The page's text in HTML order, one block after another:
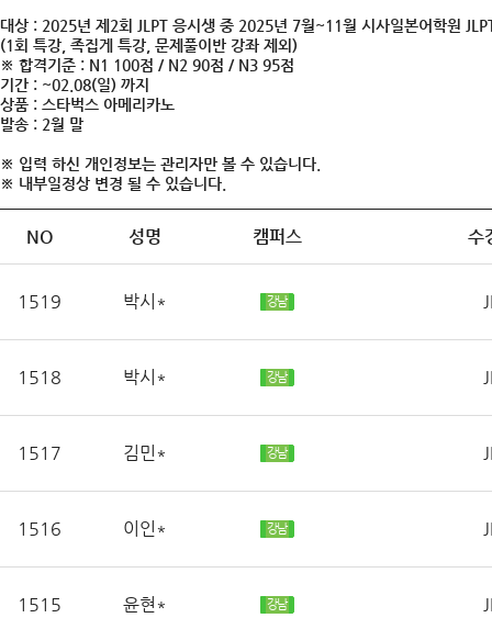
대상 : 2025년 제2회 JLPT 응시생 중 2025년 7월~11월 시사일본어학원
(1회 특강, 족집게 특강, 문제풀이반 강좌 제외)
※ 합격기준 : N1 100점 / N2 90점 / N3 95점
기간 : ~02.08(일) 까지
상품 : 스타벅스 아메리카노
발송 : 2월 말
※ 입력 하신 개인정보는 관리자만 볼 수 있습니다.
※ 내부일정상 변경 될 수 있습니다.
NO 성명 캠퍼스 수
1519 박시* 강남
1518 박시* 강남
1517 김민* 강남
1516 이인* 강남
1515 윤현* 강남